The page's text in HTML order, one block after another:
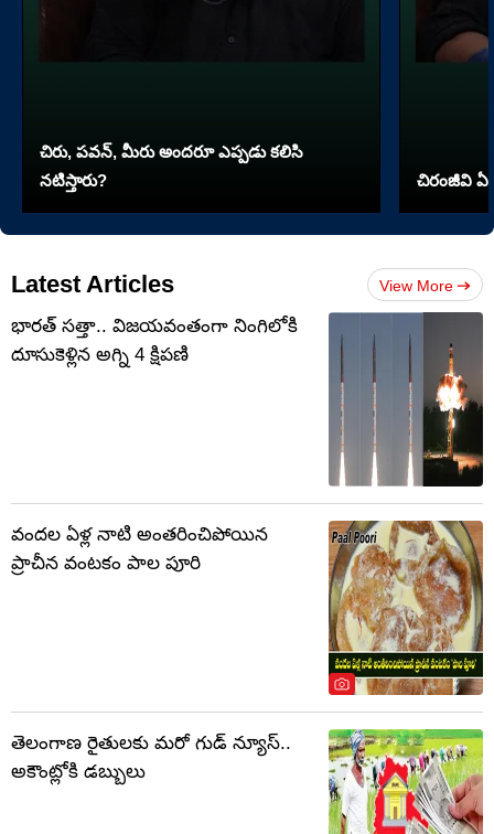
చిరు, పవన్, మీరు అందరూ ఎప్పడు కలిసి
నటిస్తారు?
చిరంజీవి ఏ
Latest Articles View More
భారత్ సత్తా.. విజయవంతంగా నింగిలోకి
దూసుకెళ్లిన అగ్ని 4 క్షిపణి
వందల ఏళ్ల నాటి అంతరించిపోయిన
ప్రాచీన వంటకం పాల పూరి
తెలంగాణ రైతులకు మరో గుడ్ న్యూస్..
అకౌంట్లోకి డబ్బులు